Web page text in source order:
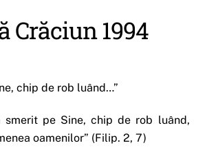
Crăciun 1994
chip de rob luând…”
smerit pe Sine, chip de rob luând,
oamenilor” (Filip. 2, 7)